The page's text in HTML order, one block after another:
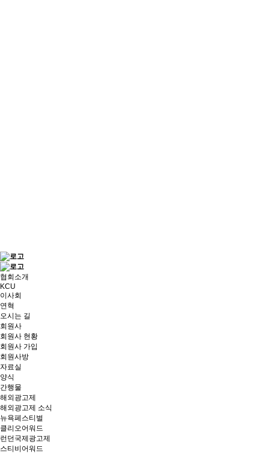
협회소개
KCU
이사회
연혁
오시는 길
회원사
회원사 현황
회원사 가입
회원사방
자료실
양식
간행물
해외광고제
해외광고제 소식
뉴욕페스티벌
클리오어워드
런던국제광고제
스티비어워드